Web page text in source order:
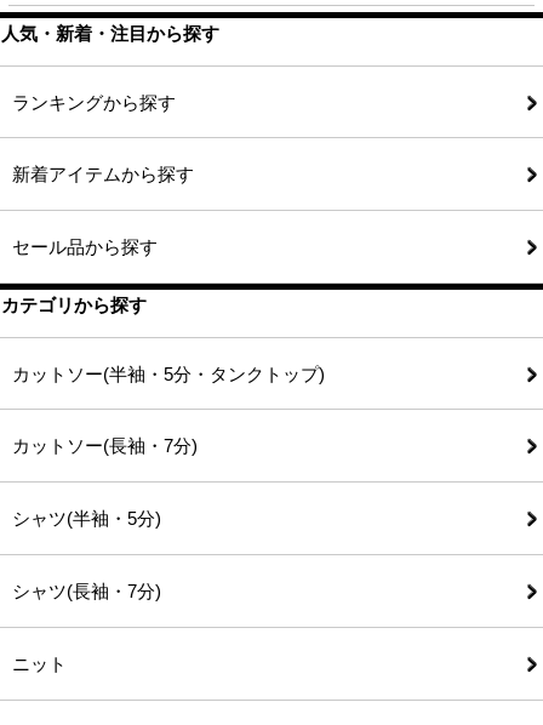
人気・新着・注目から探す
ランキングから探す
新着アイテムから探す
セール品から探す
カテゴリから探す
カットソー(半袖・5分・タンクトップ)
カットソー(長袖・7分)
シャツ(半袖・5分)
シャツ(長袖・7分)
ニット